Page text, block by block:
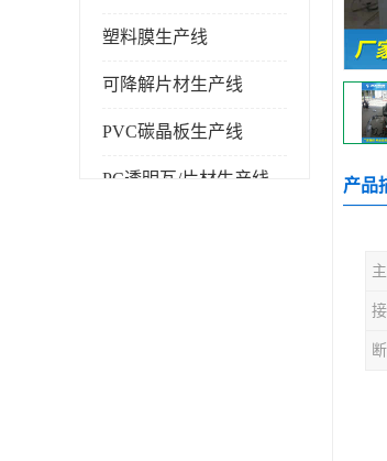
塑料膜生产线
可降解片材生产线
PVC碳晶板生产线
PC透明瓦/片材生产线 产品